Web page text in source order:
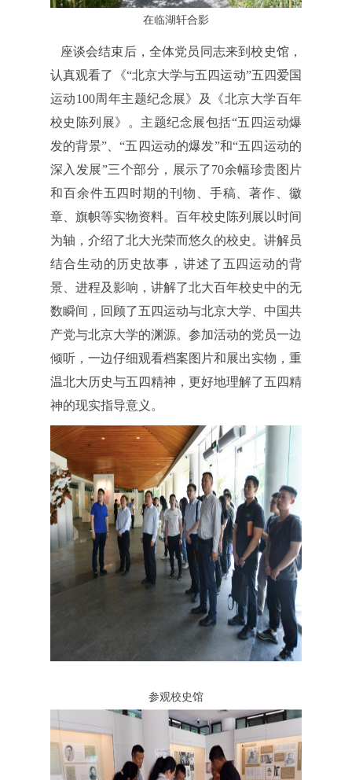
在临湖轩合影
座谈会结束后，全体党员同志来到校史馆，
认真观看了《“北京大学与五四运动”五四爱国
运动100周年主题纪念展》及《北京大学百年
校史陈列展》。主题纪念展包括“五四运动爆
发的背景”、“五四运动的爆发”和“五四运动的
深入发展”三个部分，展示了70余幅珍贵图片
和百余件五四时期的刊物、手稿、著作、徽
章、旗帜等实物资料。百年校史陈列展以时间
为轴，介绍了北大光荣而悠久的校史。讲解员
结合生动的历史故事，讲述了五四运动的背
景、进程及影响，讲解了北大百年校史中的无
数瞬间，回顾了五四运动与北京大学、中国共
产党与北京大学的渊源。参加活动的党员一边
倾听，一边仔细观看档案图片和展出实物，重
温北大历史与五四精神，更好地理解了五四精
神的现实指导意义。
参观校史馆